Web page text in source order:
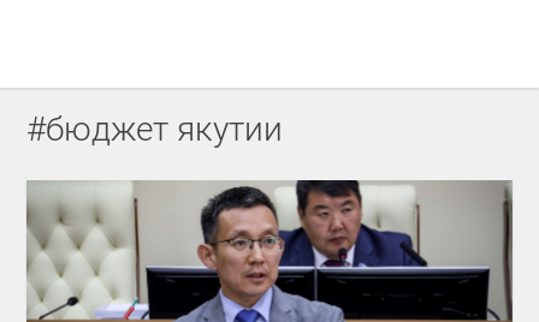
#бюджет якутии